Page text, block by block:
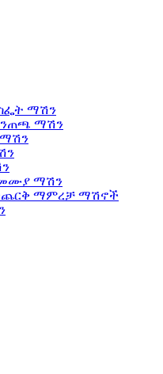
ማሽን
ማሽን
መሙያ ማሽን
ማምረቻ ማሽኖች